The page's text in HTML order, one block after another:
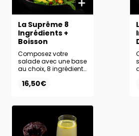
La Suprême 8
Ingrédients +
Boisson
Composez votre
salade avec une base
au choix, 8 ingrédients
votre choix.
choix pour un
maximum de plaisir.
16,50€